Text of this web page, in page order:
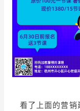
看了上面的营销